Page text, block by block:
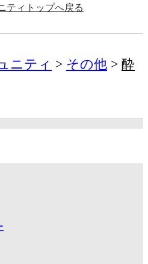
ティトップへ戻る
ニティ その他
酔